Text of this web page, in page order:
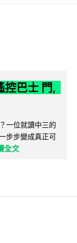
控巴士 門,
一位就讀中三的
步步變成真正可
全文